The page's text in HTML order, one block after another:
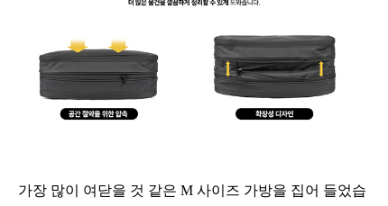
가장 많이 여닫을 것 같은 M 사이즈 가방을 집어 들었습